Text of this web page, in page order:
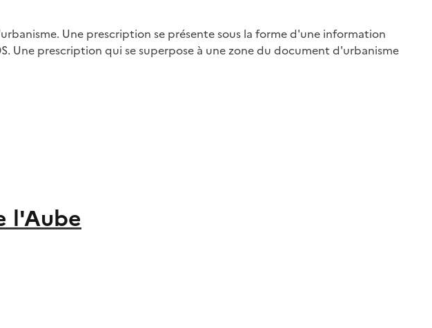
Une prescription se présente sous la forme d'une information
Une prescription qui se superpose à une zone du document d'urbanisme
l'Aube